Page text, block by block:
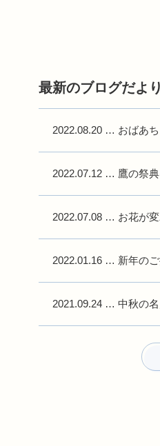
最新のブログだより
2022.08.20 … おばあ
2022.07.12 … 鷹の祭
2022.07.08 … お花が
2022.01.16 … 新年の
2021.09.24 … 中秋の名